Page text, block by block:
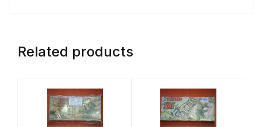
Related products